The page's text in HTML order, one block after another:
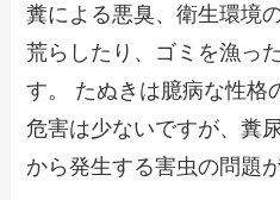
糞による悪臭、衛生環境
荒らしたり、ゴミを漁っ
す。 たぬきは臆病な性格
危害は少ないですが、糞
から発生する害虫の問題